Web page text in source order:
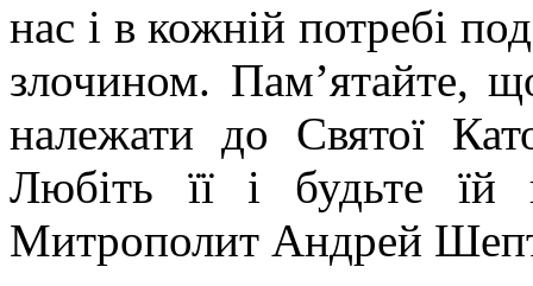
нас і в кожній потребі
злочином. Пам’ятайте,
належати до Святої
Любіть її і будьте їй
Митрополит Андрей